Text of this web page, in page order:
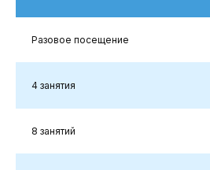
Разовое посещение
4 занятия
8 занятий